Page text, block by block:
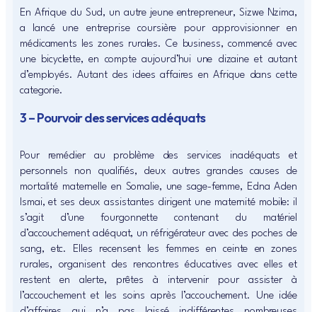
En Afrique du Sud, un autre jeune entrepreneur, Sizwe Nzima,
a lancé une entreprise coursière pour approvisionner en
médicaments les zones rurales. Ce business, commencé avec
une bicyclette, en compte aujourd’hui une dizaine et autant
d’employés. Autant des idees affaires en Afrique dans cette
categorie.
3 – Pourvoir des services adéquats
Pour remédier au problème des services inadéquats et
personnels non qualifiés, deux autres grandes causes de
mortalité maternelle en Somalie, une sage-femme, Edna Aden
Ismai, et ses deux assistantes dirigent une maternité mobile: il
s’agit d’une fourgonnette contenant du matériel
d’accouchement adéquat, un réfrigérateur avec des poches de
sang, etc. Elles recensent les femmes en ceinte en zones
rurales, organisent des rencontres éducatives avec elles et
restent en alerte, prêtes à intervenir pour assister à
l’accouchement et les soins après l’accouchement. Une idée